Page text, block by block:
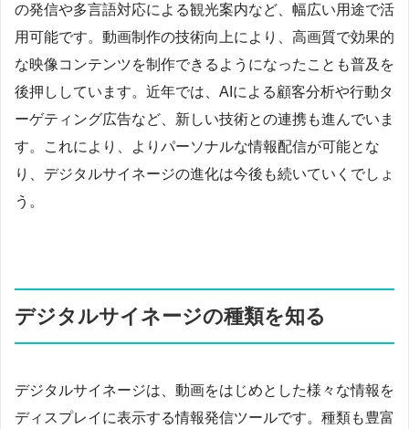
の発信や多言語対応による観光案内など、幅広い用途で活
用可能です。動画制作の技術向上により、高画質で効果的
な映像コンテンツを制作できるようになったことも普及を
後押ししています。近年では、AIによる顧客分析や行動タ
ーゲティング広告など、新しい技術との連携も進んでいま
す。これにより、よりパーソナルな情報配信が可能とな
り、デジタルサイネージの進化は今後も続いていくでしょ
う。
デジタルサイネージの種類を知る
デジタルサイネージは、動画をはじめとした様々な情報を
ディスプレイに表示する情報発信ツールです。種類も豊富